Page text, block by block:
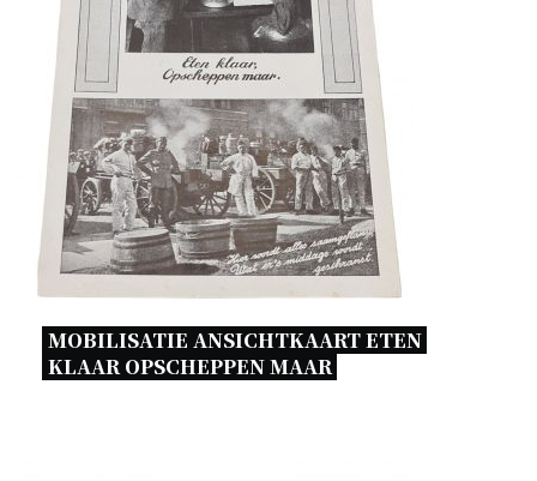
MOBILISATIE ANSICHTKAART ETEN
KLAAR OPSCHEPPEN MAAR